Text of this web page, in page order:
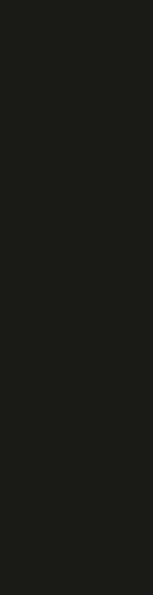
do
2024.
após Ênio conseguir
curtos e soltar uma
dentro do gol, não